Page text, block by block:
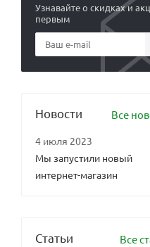
Узнавайте о скидках и
первым
Новости Все
4 июля 2023
Мы запустили новый
интернет-магазин
Статьи Все